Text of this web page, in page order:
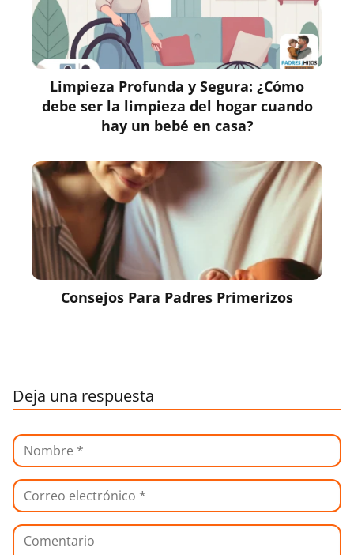
Limpieza Profunda y Segura: ¿Cómo
debe ser la limpieza del hogar cuando
hay un bebé en casa?
Consejos Para Padres Primerizos
Deja una respuesta